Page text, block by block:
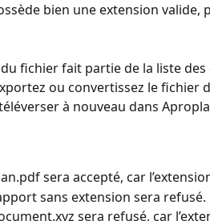
bien une extension valide,
fichier fait partie de la liste
ou convertissez le fichier
à nouveau dans
sera accepté, car
sans extension sera refusé.
sera refusé, car